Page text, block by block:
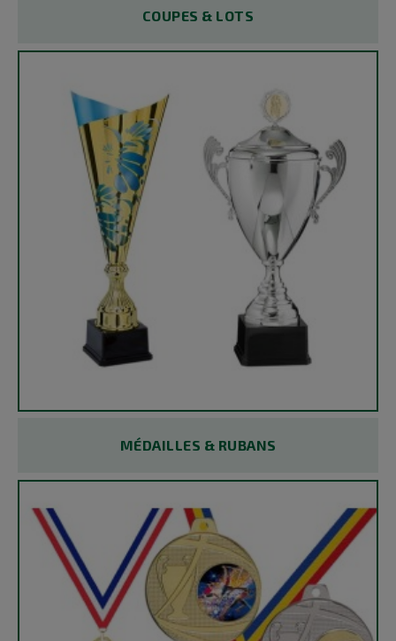
COUPES & LOTS
MÉDAILLES & RUBANS